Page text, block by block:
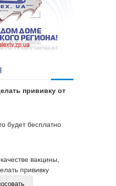
прививку от
будет бесплатно
вакцины,
прививку